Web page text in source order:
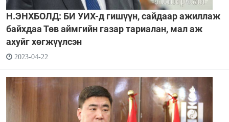
Н.ЭНХБОЛД: БИ УИХ-д гишүүн, сайдаар ажиллаж
байхдаа Төв аймгийн газар тариалан, мал аж
ахуйг хөгжүүлсэн
2023-04-22